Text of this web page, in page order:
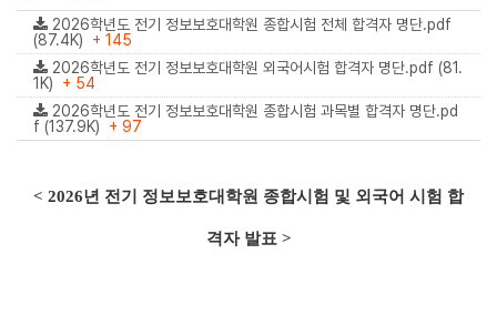
2026학년도 전기 정보보호대학원 종합시험 전체 합격자 명단.pdf
(87.4K) + 145
2026학년도 전기 정보보호대학원 외국어시험 합격자 명단.pdf (81.
1K) + 54
2026학년도 전기 정보보호대학원 종합시험 과목별 합격자 명단.pd
f (137.9K) + 97
< 2026년 전기 정보보호대학원 종합시험 및 외국어 시험 합
격자 발표 >